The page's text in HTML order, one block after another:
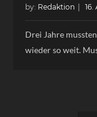
by: Redaktion
Drei Jahre
wieder so weit.